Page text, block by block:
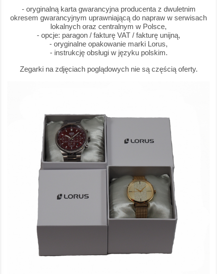
- oryginalną karta gwarancyjna producenta z dwuletnim
okresem gwarancyjnym uprawniającą do napraw w serwisach
lokalnych oraz centralnym w Polsce,
- opcje: paragon / fakturę VAT / fakturę unijną,
- oryginalne opakowanie marki Lorus,
- instrukcję obsługi w języku polskim.
Zegarki na zdjęciach poglądowych nie są częścią oferty.